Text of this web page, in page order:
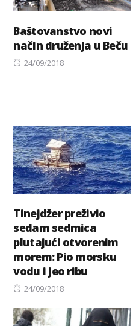
Baštovanstvo novi
način druženja u Beču
Posted
24/09/2018
Tinejdžer preživio
sedam sedmica
plutajući otvorenim
morem: Pio morsku
vodu i jeo ribu
Posted
24/09/2018